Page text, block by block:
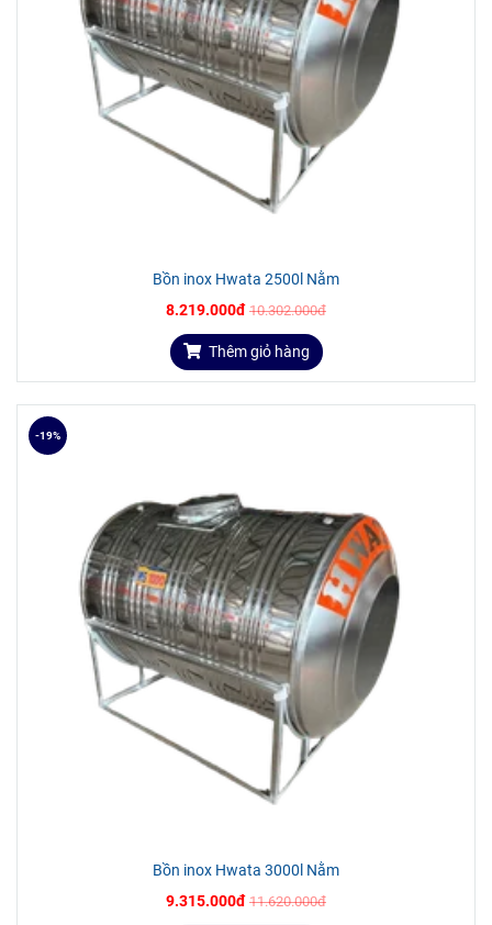
Bồn inox Hwata 2500l Nằm
8.219.000đ 10.302.000đ
Thêm giỏ hàng
Bồn inox Hwata 3000l Nằm
9.315.000đ 11.620.000đ
-19%